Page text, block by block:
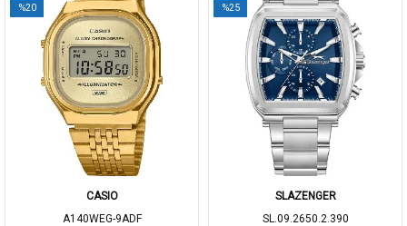
%20
CASIO
A140WEG-9ADF
%25
SLAZENGER
SL.09.2650.2.390